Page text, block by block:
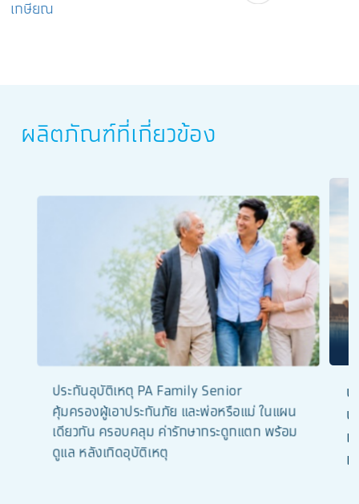
เกษียณ
ผลิตภัณฑ์ที่เกี่ยวข้อง
ประกันอุบัติเหตุ PA Family Senior
คุ้มครองผู้เอาประกันภัย และพ่อหรือแม่ ในแผน
เดียวกัน ครอบคลุม ค่ารักษากระดูกแตก พร้อม
ดูแล หลังเกิดอุบัติเหตุ
ป
เ
เ